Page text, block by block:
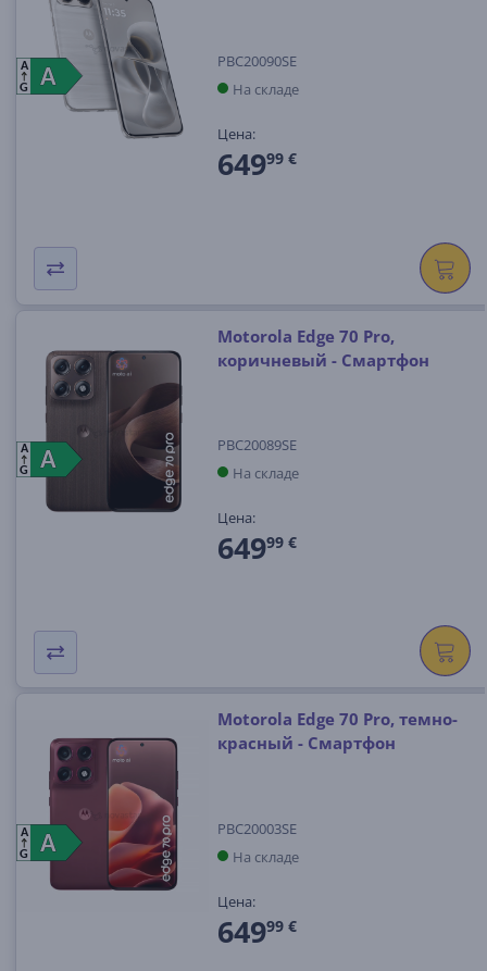
A
A
A
G
PBC20090SE
На складе
Цена:
64999 €
A
A
A
G
Motorola Edge 70 Pro,
коричневый - Смартфон
PBC20089SE
На складе
Цена:
64999 €
A
A
A
G
Motorola Edge 70 Pro, темно-
красный - Смартфон
PBC20003SE
На складе
Цена:
64999 €